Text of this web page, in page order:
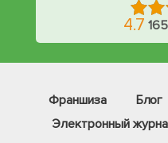
4.7
Франшиза Блог
Электронный